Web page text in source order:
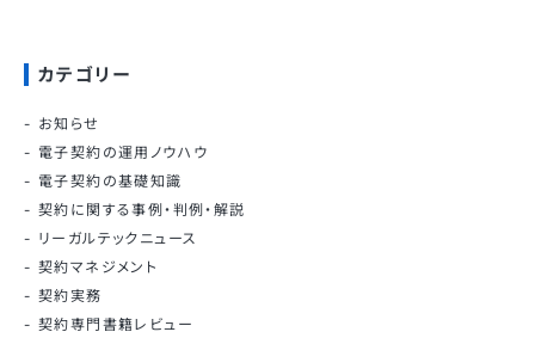
カテゴリー
お知らせ
電子契約の運用ノウハウ
電子契約の基礎知識
契約に関する事例・判例・解説
リーガルテックニュース
契約マネジメント
契約実務
契約専門書籍レビュー